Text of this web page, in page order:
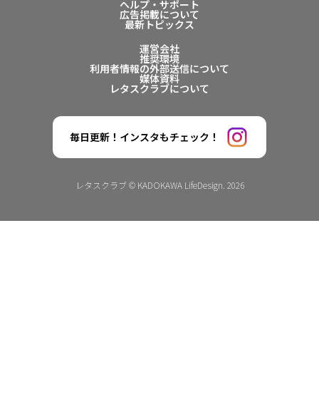
ヘルプ・サポート
広告掲載について
最新トピックス
運営会社
推奨環境
利用者情報の外部送信について
媒体資料
レタスクラブについて
毎日更新！インスタもチェック！
レタスクラブ © KADOKAWA LifeDesign. 2026